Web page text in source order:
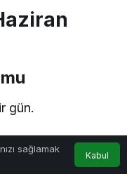
gün.
sağlamak
Kabul
Bildirimler
0